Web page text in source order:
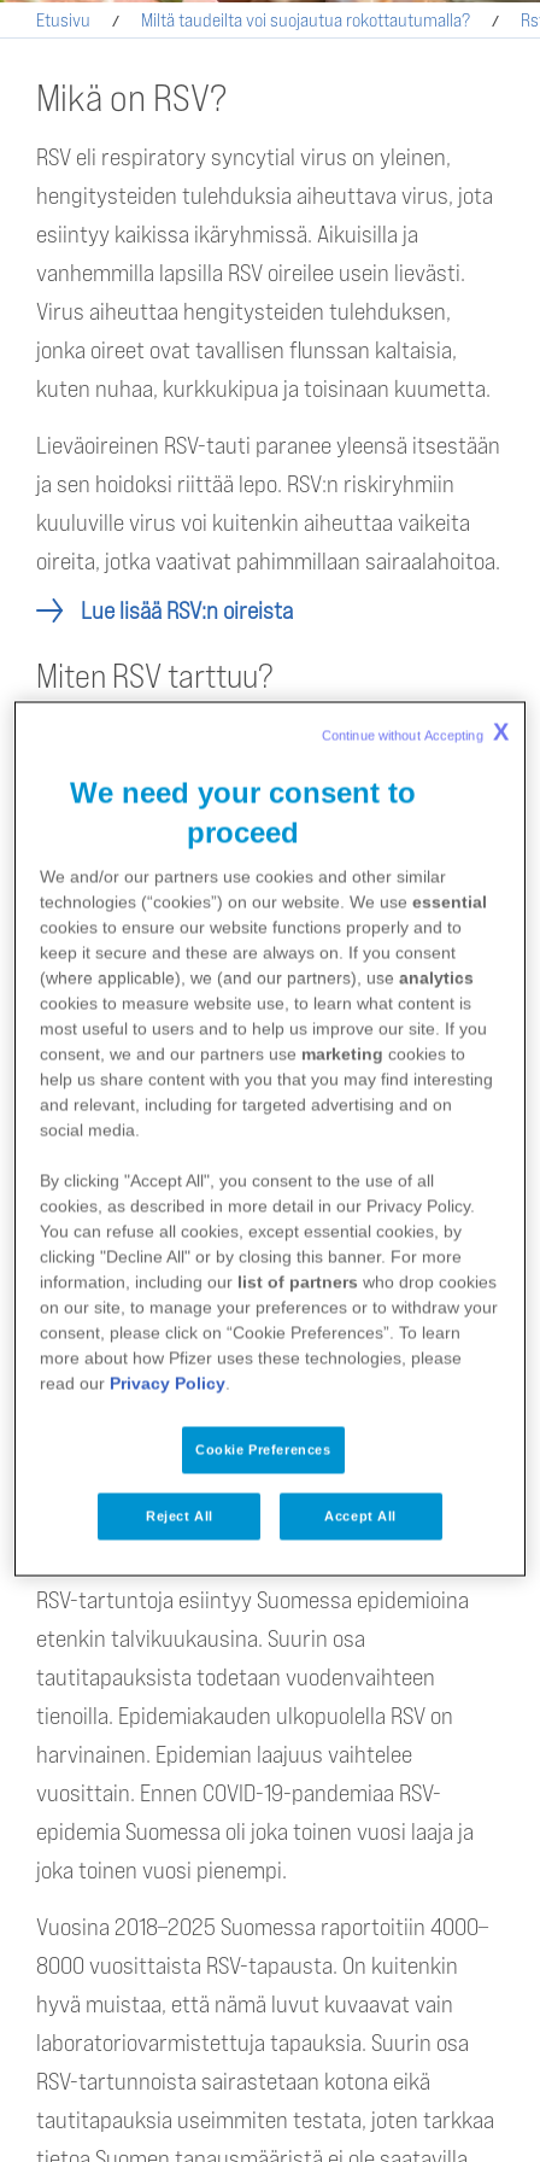
Etusivu Miltä taudeilta voi suojautua rokottautumalla?
Mikä on RSV?
RSV eli respiratory syncytial virus on yleinen,
hengitysteiden tulehduksia aiheuttava virus, jota
esiintyy kaikissa ikäryhmissä. Aikuisilla ja
vanhemmilla lapsilla RSV oireilee usein lievästi.
Virus aiheuttaa hengitysteiden tulehduksen,
jonka oireet ovat tavallisen flunssan kaltaisia,
kuten nuhaa, kurkkukipua ja toisinaan kuumetta.
Lieväoireinen RSV-tauti paranee yleensä itsestään
ja sen hoidoksi riittää lepo. RSV:n riskiryhmiin
kuuluville virus voi kuitenkin aiheuttaa vaikeita
oireita, jotka vaativat pahimmillaan sairaalahoitoa.
Lue lisää RSV:n oireista
Miten RSV tarttuu?
RSV:n voi sairastaa useita kertoja elämänsä
esimerkiksi yskiessä tai aivastaessa ja
kosketuksen kautta. RSV-taudin itämisaika on 4–5
päivää ja tulehdus voi tarttua noin viikon ajan sen
alkamisen jälkeen.
Kanssaihmisten ja itsensä suojaaminen RSV-
tartunnalta perustuukin pitkälti hyvään
käsihygieniaan ja siihen, että sairastaa kotona.
Rokottautuminen on yksi tapa suojautua.
Näin suojaudut RSV-tartunnalta
RSV:n esiintyvyys Suomessa
RSV-tartuntoja esiintyy Suomessa epidemioina
etenkin talvikuukausina. Suurin osa
tautitapauksista todetaan vuodenvaihteen
tienoilla. Epidemiakauden ulkopuolella RSV on
harvinainen. Epidemian laajuus vaihtelee
vuosittain. Ennen COVID-19-pandemiaa RSV-
epidemia Suomessa oli joka toinen vuosi laaja ja
joka toinen vuosi pienempi.
Vuosina 2018–2025 Suomessa raportoitiin 4000–
8000 vuosittaista RSV-tapausta. On kuitenkin
hyvä muistaa, että nämä luvut kuvaavat vain
laboratoriovarmistettuja tapauksia. Suurin osa
RSV-tartunnoista sairastetaan kotona eikä
tautitapauksia useimmiten testata, joten tarkkaa
We need your consent to
proceed
We and/or our partners use cookies and other similar
technologies (“cookies”) on our website. We useessential
cookies to ensure our website functions properly and to
keep it secure and these are always on. If you consent
(where applicable), we (and our partners), useanalytics
cookies to measure website use, to learn what content is
most useful to users and to help us improve our site. If you
consent, we and our partners use marketing cookies to
help us share content with you that you may find interesting
and relevant, including for targeted advertising and on
social media.
By clicking "Accept All", you consent to the use of all
cookies, as described in more detail in our Privacy Policy.
You can refuse all cookies, except essential cookies, by
clicking "Decline All" or by closing this banner. For more
information, including our list of partners who drop cookies
on our site, to manage your preferences or to withdraw your
consent, please click on “Cookie Preferences”. To learn
more about how Pfizer uses these technologies, please
read our Privacy Policy.
Cookie Preferences
Reject All Accept All
Continue without Accepting X